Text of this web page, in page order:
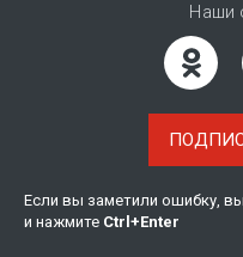
Наши
Если вы заметили ошибку,
и нажмите Ctrl +Enter